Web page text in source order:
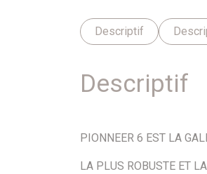
Descriptif
Descriptif
PIONNEER 6 EST LA
LA PLUS ROBUSTE ET